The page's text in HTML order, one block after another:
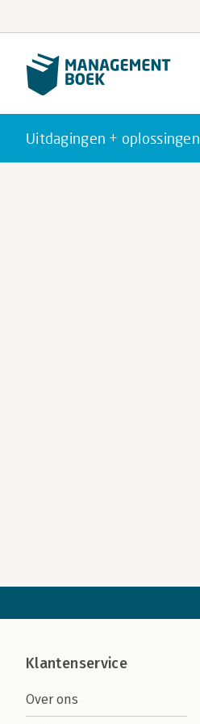
Uitdagingen + oplossingen
Klantenservice
Over ons